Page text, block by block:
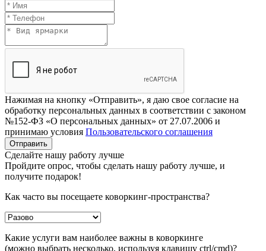
Нажимая на кнопку «Отправить», я даю свое согласие на
обработку персональных данных в соответствии с законом
№152-ФЗ «О персональных данных» от 27.07.2006 и
принимаю условия Пользовательского соглашения
Отправить
Сделайте нашу работу лучше
Пройдите опрос, чтобы сделать нашу работу лучше, и
получите подарок!
Как часто вы посещаете коворкинг-пространства?
Какие услуги вам наиболее важны в коворкинге
(можно выбрать несколько, используя клавишу ctrl/cmd)?